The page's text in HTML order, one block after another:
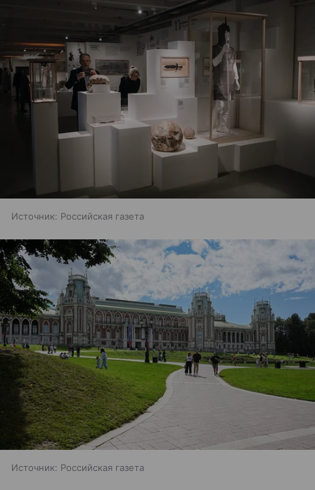
Источник: Российская газета
Источник: Российская газета